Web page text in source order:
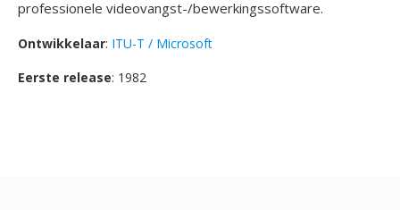
professionele videovangst-/bewerkingssoftware.
Ontwikkelaar: ITU-T / Microsoft
Eerste release: 1982